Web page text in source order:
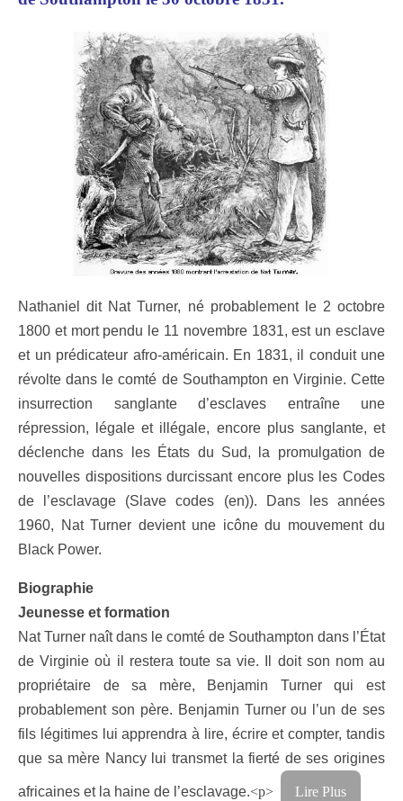
Nathaniel dit Nat Turner, né probablement le 2 octobre
1800 et mort pendu le 11 novembre 1831, est un esclave
et un prédicateur afro-américain. En 1831, il conduit une
révolte dans le comté de Southampton en Virginie. Cette
insurrection sanglante d’esclaves entraîne une
répression, légale et illégale, encore plus sanglante, et
déclenche dans les États du Sud, la promulgation de
nouvelles dispositions durcissant encore plus les Codes
de l’esclavage (Slave codes (en)). Dans les années
1960, Nat Turner devient une icône du mouvement du
Black Power.
Biographie
Jeunesse et formation
Nat Turner naît dans le comté de Southampton dans l’État
de Virginie où il restera toute sa vie. Il doit son nom au
propriétaire de sa mère, Benjamin Turner qui est
probablement son père. Benjamin Turner ou l’un de ses
fils légitimes lui apprendra à lire, écrire et compter, tandis
que sa mère Nancy lui transmet la fierté de ses origines
africaines et la haine de l’esclavage.<p> Lire Plus